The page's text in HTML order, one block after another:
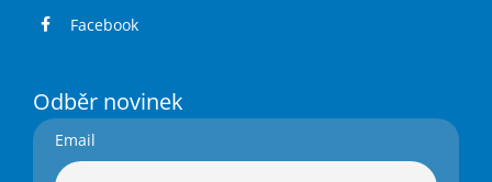
Facebook
Odběr novinek
Email